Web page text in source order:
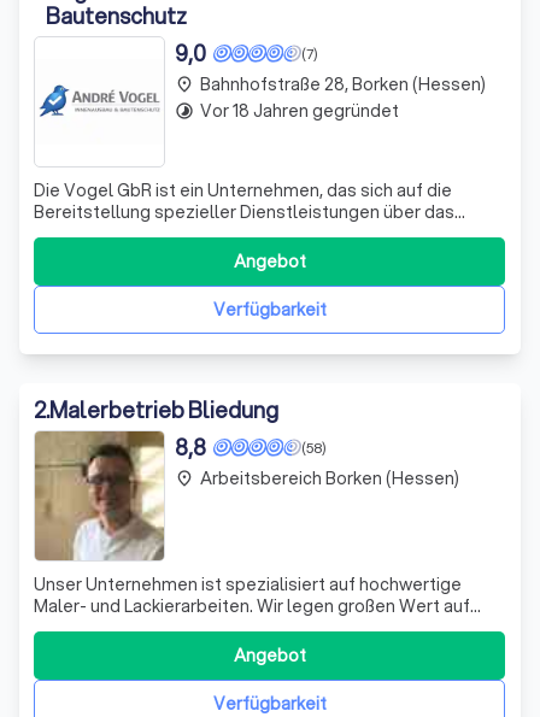
Bautenschutz
(7)
9,0
Die Vogel GbR ist ein Unternehmen, das sich auf die
Bereitstellung spezieller Dienstleistungen über das
Internet spezialisiert hat. Wir legen großen Wert auf den
Schutz und die Sicherheit der personenbezogenen Daten
unserer Kunden. Unsere Datenverarbeitungspraktiken
entsprechen stets der Datenschutz
Verfügbarkeit
Angebot
place Bahnhofstraße 28, Borken (Hessen)
timelapse Vor 18 Jahren gegründet
2.Malerbetrieb Bliedung
(58)
8,8
Unser Unternehmen ist spezialisiert auf hochwertige
Maler- und Lackierarbeiten. Wir legen großen Wert auf
Professionalität, Flexibilität, Pünktlichkeit und
Zuverlässigkeit. Unsere Fachkräfte verwenden
ausschließlich ausgewählte Fachprodukte, um
bestmögliche Ergebnisse zu erzielen. Unser Angebot
Verfügbarkeit
Angebot
place Arbeitsbereich Borken (Hessen)